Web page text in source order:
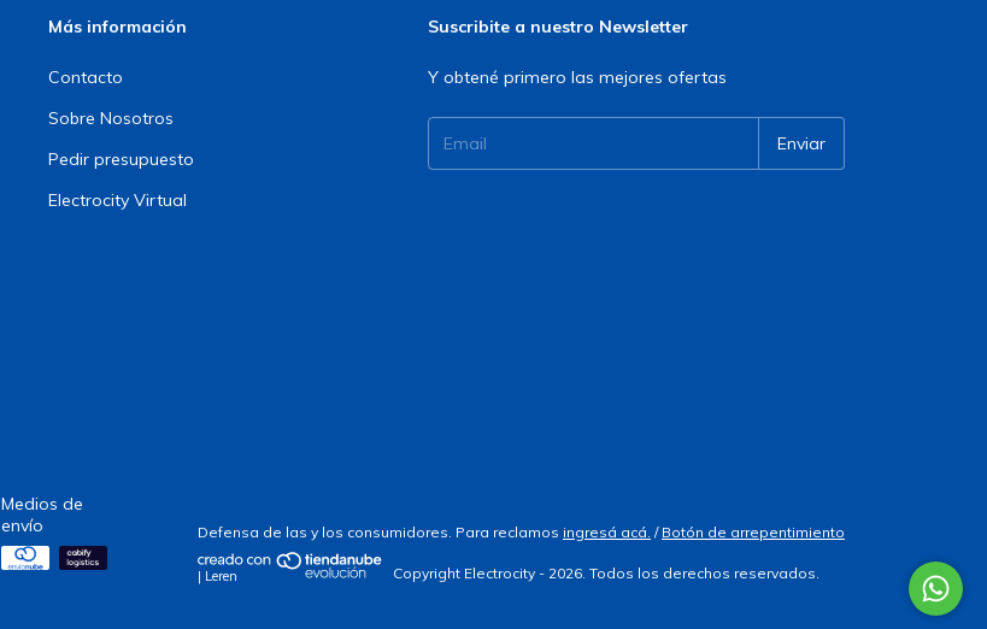
Más información
Contacto
Sobre Nosotros
Pedir presupuesto
Electrocity Virtual
Suscribite a nuestro Newsletter
Y obtené primero las mejores ofertas
Medios de
envío
Defensa de las y los consumidores. Para reclamos ingresá acá. / Botón de arrepentimiento
| Leren Copyright Electrocity - 2026. Todos los derechos reservados.